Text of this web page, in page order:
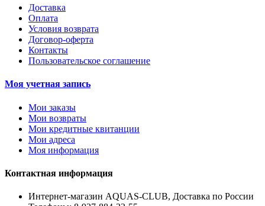
Доставка
Оплата
Условия возврата
Договор-оферта
Контакты
Пользовательское соглашение
Моя учетная запись
Мои заказы
Мои возвраты
Мои кредитные квитанции
Мои адреса
Моя информация
Контактная информация
Интернет-магазин AQUAS-CLUB, Доставка по России